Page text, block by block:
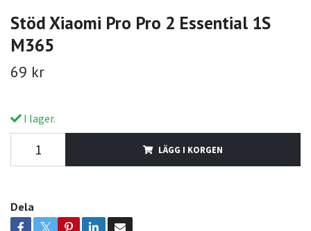
Stöd Xiaomi Pro Pro 2 Essential 1S
M365
69 kr
I lager.
LÄGG I KORGEN
Dela